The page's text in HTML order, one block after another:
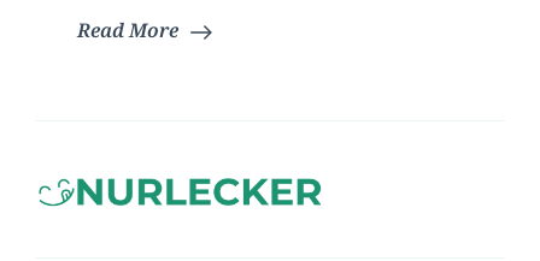
Read More